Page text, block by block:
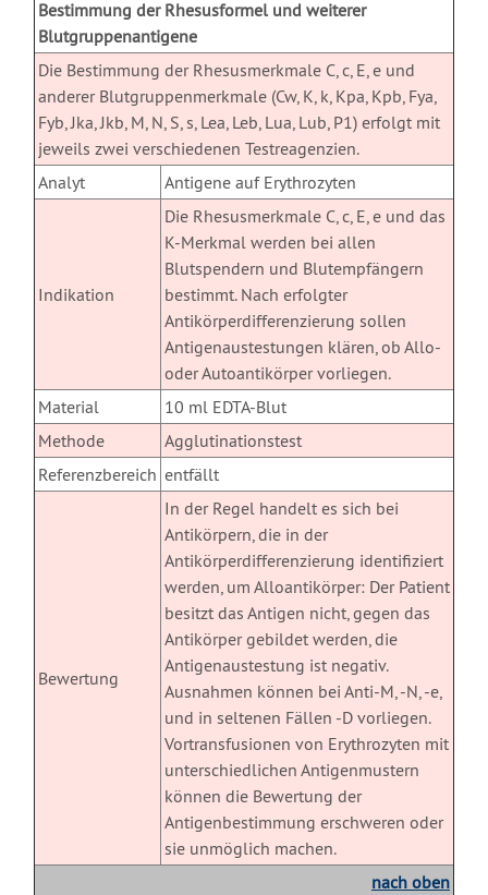
Bestimmung der Rhesusformel und weiterer
Blutgruppenantigene
Die Bestimmung der Rhesusmerkmale C, c, E, e und
anderer Blutgruppenmerkmale (Cw, K, k, Kpa, Kpb, Fya,
Fyb, Jka, Jkb, M, N, S, s, Lea, Leb, Lua, Lub, P1) erfolgt mit
jeweils zwei verschiedenen Testreagenzien.
Analyt
Antigene auf Erythrozyten
Indikation
Die Rhesusmerkmale C, c, E, e und das
K-Merkmal werden bei allen
Blutspendern und Blutempfängern
bestimmt. Nach erfolgter
Antikörperdifferenzierung sollen
Antigenaustestungen klären, ob Allo-
oder Autoantikörper vorliegen.
Material
10 ml EDTA-Blut
Methode
Agglutinationstest
Referenzbereich entfällt
Bewertung
In der Regel handelt es sich bei
Antikörpern, die in der
Antikörperdifferenzierung identifiziert
werden, um Alloantikörper: Der Patient
besitzt das Antigen nicht, gegen das
Antikörper gebildet werden, die
Antigenaustestung ist negativ.
Ausnahmen können bei Anti-M, -N, -e,
und in seltenen Fällen -D vorliegen.
Vortransfusionen von Erythrozyten mit
unterschiedlichen Antigenmustern
können die Bewertung der
Antigenbestimmung erschweren oder
sie unmöglich machen.
nach oben